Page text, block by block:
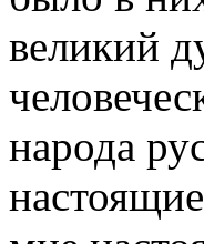
великий
народа